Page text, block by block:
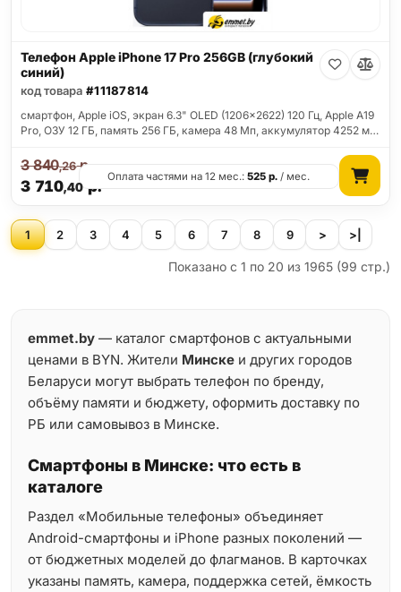
Телефон Apple iPhone 17 Pro 256GB (глубокий
синий)
код товара #11187814
смартфон, Apple iOS, экран 6.3" OLED (1206x2622) 120 Гц, Apple A19
Pro, ОЗУ 12 ГБ, память 256 ГБ, камера 48 Мп, аккумулятор 4252 м…
3 710,40 р.
3 840,26р.
Оплата частями на 12 мес.:525 р. / мес.
1 2 3 4 5 6 7 8 9 > >|
Показано с 1 по 20 из 1965 (99 стр.)
emmet.by — каталог смартфонов с актуальными
ценами в BYN. Жители Минске и других городов
Беларуси могут выбрать телефон по бренду,
объёму памяти и бюджету, оформить доставку по
РБ или самовывоз в Минске.
Смартфоны в Минске: что есть в
каталоге
Раздел «Мобильные телефоны» объединяет
Android-смартфоны и iPhone разных поколений —
от бюджетных моделей до флагманов. В карточках
указаны память, камера, поддержка сетей, ёмкость